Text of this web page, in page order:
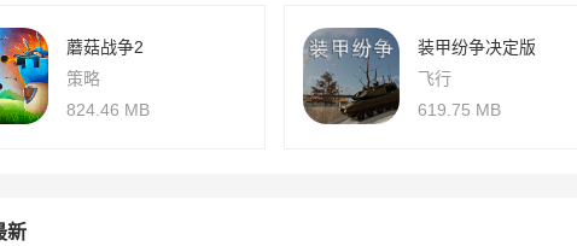
蘑菇战争2
策略
824.46 MB
装甲纷争决定版
飞行
619.75 MB
新